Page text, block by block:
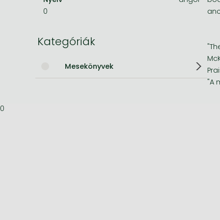
One-Punch Man manga
0
Kategóriák
Mesekönyvek
"A
0